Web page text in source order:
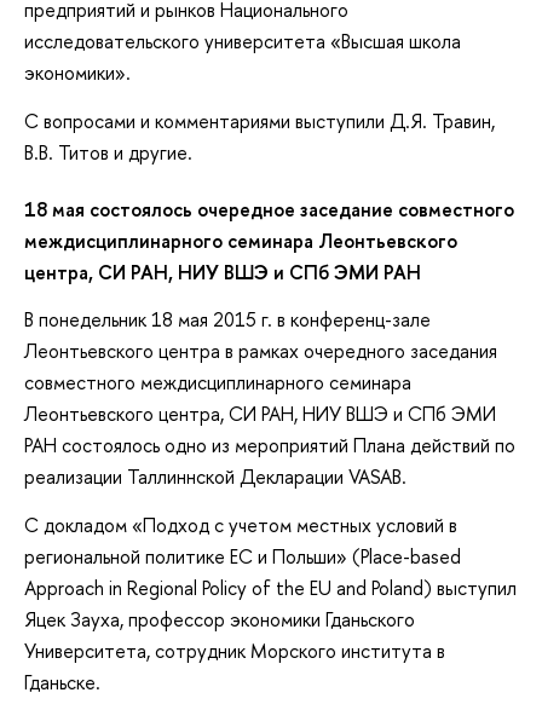
предприятий и рынков Национального
исследовательского университета «Высшая школа
экономики».
С вопросами и комментариями выступили Д.Я. Травин,
В.В. Титов и другие.
18 мая состоялось очередное заседание совместного
междисциплинарного семинара Леонтьевского
центра, СИ РАН, НИУ ВШЭ и СПб ЭМИ РАН
В понедельник 18 мая 2015 г. в конференц-зале
Леонтьевского центра в рамках очередного заседания
совместного междисциплинарного семинара
Леонтьевского центра, СИ РАН, НИУ ВШЭ и СПб ЭМИ
РАН состоялось одно из мероприятий Плана действий по
реализации Таллиннской Декларации VASAB.
С докладом «Подход с учетом местных условий в
региональной политике ЕС и Польши» (Place-based
Approach in Regional Policy of the EU and Poland) выступил
Яцек Зауха, профессор экономики Гданьского
Университета, сотрудник Морского института в
Гданьске.